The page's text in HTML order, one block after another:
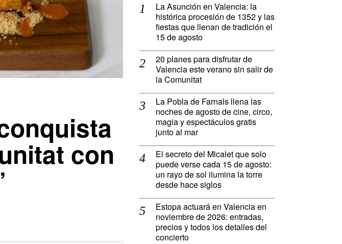
con
La Asunción en Valencia: la
histórica procesión de 1352 y las
fiestas que llenan de tradición el
15 de agosto
20 planes para disfrutar de
Valencia este verano sin salir de
la Comunitat
La Pobla de Farnals llena las
noches de agosto de cine, circo,
magia y espectáculos gratis
junto al mar
El secreto del Micalet que solo
puede verse cada 15 de agosto:
un rayo de sol ilumina la torre
desde hace siglos
Estopa actuará en Valencia en
noviembre de 2026: entradas,
precios y todos los detalles del
concierto